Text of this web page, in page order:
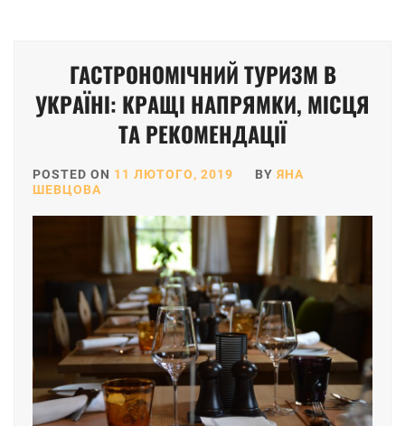
ГАСТРОНОМІЧНИЙ ТУРИЗМ В
УКРАЇНІ: КРАЩІ НАПРЯМКИ, МІСЦЯ
ТА РЕКОМЕНДАЦІЇ
POSTED ON 11 ЛЮТОГО, 2019 BY ЯНА
ШЕВЦОВА